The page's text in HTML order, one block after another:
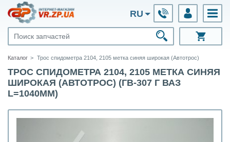
RU
Каталог Трос спидометра 2104, 2105 метка синяя широкая (Автотрос)
ТРОС СПИДОМЕТРА 2104, 2105 МЕТКА СИНЯЯ
ШИРОКАЯ (АВТОТРОС) (ГВ-307 Г ВАЗ
L=1040MM)